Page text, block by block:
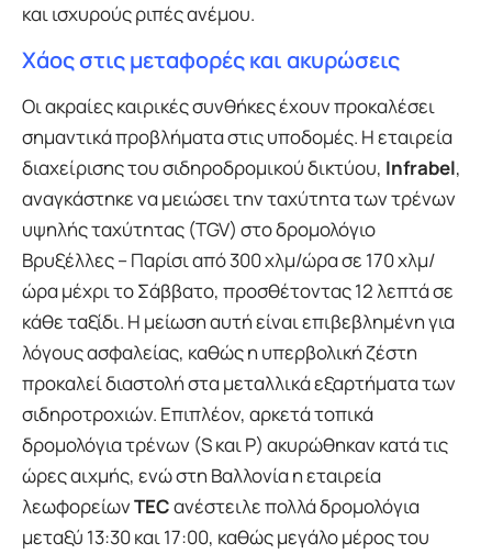
και ισχυρούς ριπές ανέμου.
Χάος στις μεταφορές και ακυρώσεις
Οι ακραίες καιρικές συνθήκες έχουν προκαλέσει
σημαντικά προβλήματα στις υποδομές. Η εταιρεία
διαχείρισης του σιδηροδρομικού δικτύου, Infrabel,
αναγκάστηκε να μειώσει την ταχύτητα των τρένων
υψηλής ταχύτητας (TGV) στο δρομολόγιο
Βρυξέλλες – Παρίσι από 300 χλμ/ώρα σε 170 χλμ/
ώρα μέχρι το Σάββατο, προσθέτοντας 12 λεπτά σε
κάθε ταξίδι. Η μείωση αυτή είναι επιβεβλημένη για
λόγους ασφαλείας, καθώς η υπερβολική ζέστη
προκαλεί διαστολή στα μεταλλικά εξαρτήματα των
σιδηροτροχιών. Επιπλέον, αρκετά τοπικά
δρομολόγια τρένων (S και P) ακυρώθηκαν κατά τις
ώρες αιχμής, ενώ στη Βαλλονία η εταιρεία
λεωφορείωνTECανέστειλε πολλά δρομολόγια
μεταξύ 13:30 και 17:00, καθώς μεγάλο μέρος του